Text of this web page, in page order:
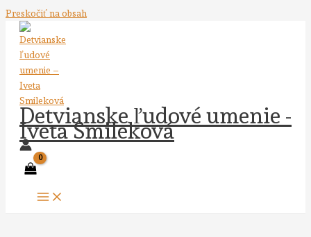
Preskočiť na obsah
Detvianske ľudové umenie -
Iveta Smileková